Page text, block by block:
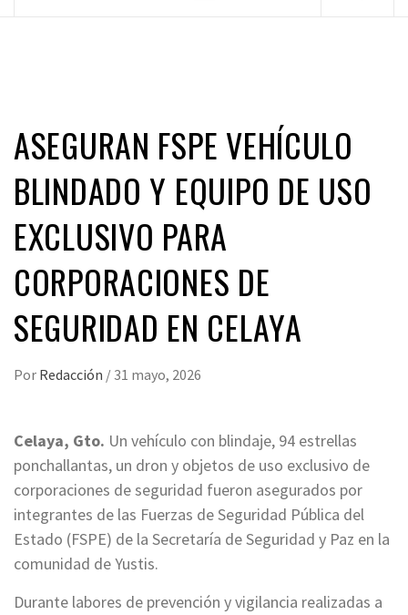
ASEGURAN FSPE VEHÍCULO
BLINDADO Y EQUIPO DE USO
EXCLUSIVO PARA
CORPORACIONES DE
SEGURIDAD EN CELAYA
Por Redacción / 31 mayo, 2026
Celaya, Gto. Un vehículo con blindaje, 94 estrellas
ponchallantas, un dron y objetos de uso exclusivo de
corporaciones de seguridad fueron asegurados por
integrantes de las Fuerzas de Seguridad Pública del
Estado (FSPE) de la Secretaría de Seguridad y Paz en la
comunidad de Yustis.
Durante labores de prevención y vigilancia realizadas a